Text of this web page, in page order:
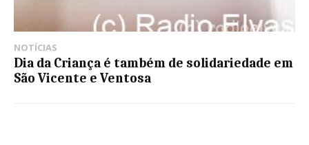
NOTÍCIAS
Dia da Criança é também de solidariedade em
São Vicente e Ventosa